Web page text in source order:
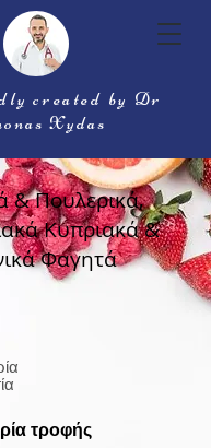
created by Dr
Xydas
& Πουλερικά,
Κυπριακά &
Φαγητά
τροφής